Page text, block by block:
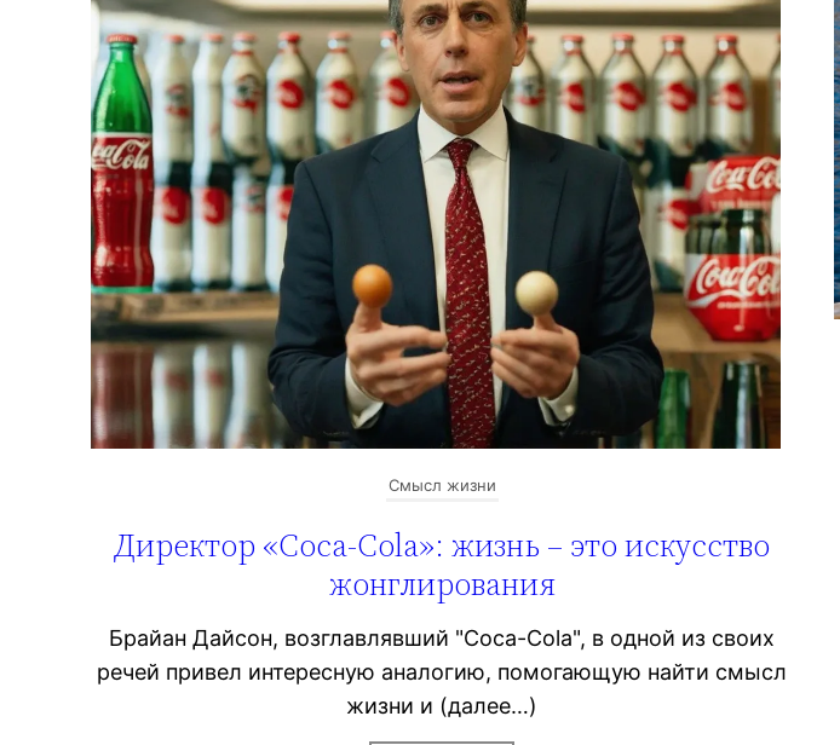
Смысл жизни
Директор «Coca-Cola»: жизнь – это искусство
жонглирования
Брайан Дайсон, возглавлявший "Coca-Cola", в одной из своих
речей привел интересную аналогию, помогающую найти смысл
жизни и (далее…)